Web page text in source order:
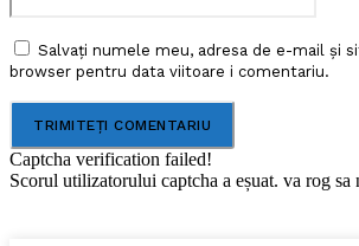
Salvați numele meu, adresa de e-mail și
browser pentru data viitoare i comentariu.
Captcha verification failed!
Scorul utilizatorului captcha a eșuat. va rog sa